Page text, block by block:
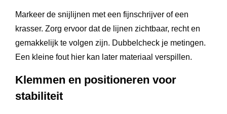
Markeer de snijlijnen met een fijnschrijver of een
krasser. Zorg ervoor dat de lijnen zichtbaar, recht en
gemakkelijk te volgen zijn. Dubbelcheck je metingen.
Een kleine fout hier kan later materiaal verspillen.
Klemmen en positioneren voor
stabiliteit